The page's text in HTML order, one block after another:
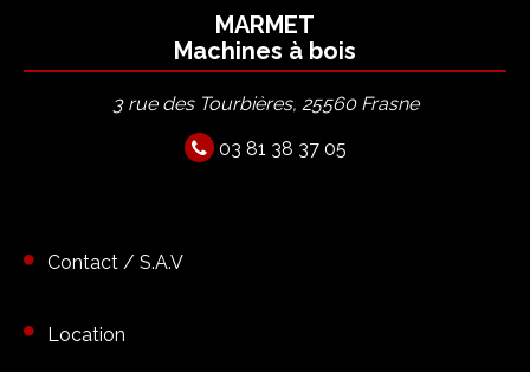
MARMET
Machines à bois
3 rue des Tourbières, 25560 Frasne
03 81 38 37 05
Contact / S.A.V
Location